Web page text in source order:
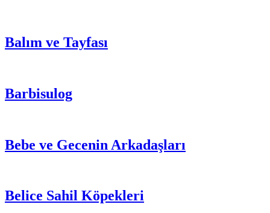
Balım ve Tayfası
Barbisulog
Bebe ve Gecenin Arkadaşları
Belice Sahil Köpekleri